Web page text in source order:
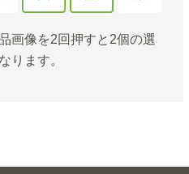
画像を2回押すと2個の選
ります。